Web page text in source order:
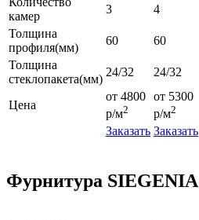
камер
3 4
Толщина
профиля(мм)
60 60
Толщина
стеклопакета(мм)
24/32 24/32
Цена
от 4800
р/м2
от 5300
р/м2
Заказать Заказать
Фурнитура SIEGENIA